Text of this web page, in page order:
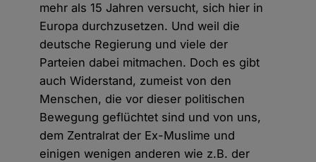
mehr als 15 Jahren versucht, sich hier in
Europa durchzusetzen. Und weil die
deutsche Regierung und viele der
Parteien dabei mitmachen. Doch es gibt
auch Widerstand, zumeist von den
Menschen, die vor dieser politischen
Bewegung geflüchtet sind und von uns,
dem Zentralrat der Ex-Muslime und
einigen wenigen anderen wie z.B. der